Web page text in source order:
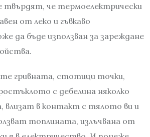
твърдят, че термоелектрически
от леко и гъвкаво
да бъде използван за зареждане
гривната, стотици точки,
с дебелина няколко
влизат в контакт с тялото ви и
топлината, излъчвана от